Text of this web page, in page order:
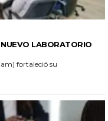
LABORATORIO
fortaleció su